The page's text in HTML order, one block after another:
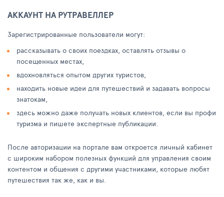
АККАУНТ НА РУТРАВЕЛЛЕР
Зарегистрированные пользователи могут:
рассказывать о своих поездках, оставлять отзывы о
посещенных местах,
вдохновляться опытом других туристов,
находить новые идеи для путешествий и задавать вопросы
знатокам,
здесь можно даже получать новых клиентов, если вы профи
туризма и пишете экспертные публикации.
После авторизации на портале вам откроется личный кабинет
с широким набором полезных функций для управления своим
контентом и общения с другими участниками, которые любят
путешествия так же, как и вы.